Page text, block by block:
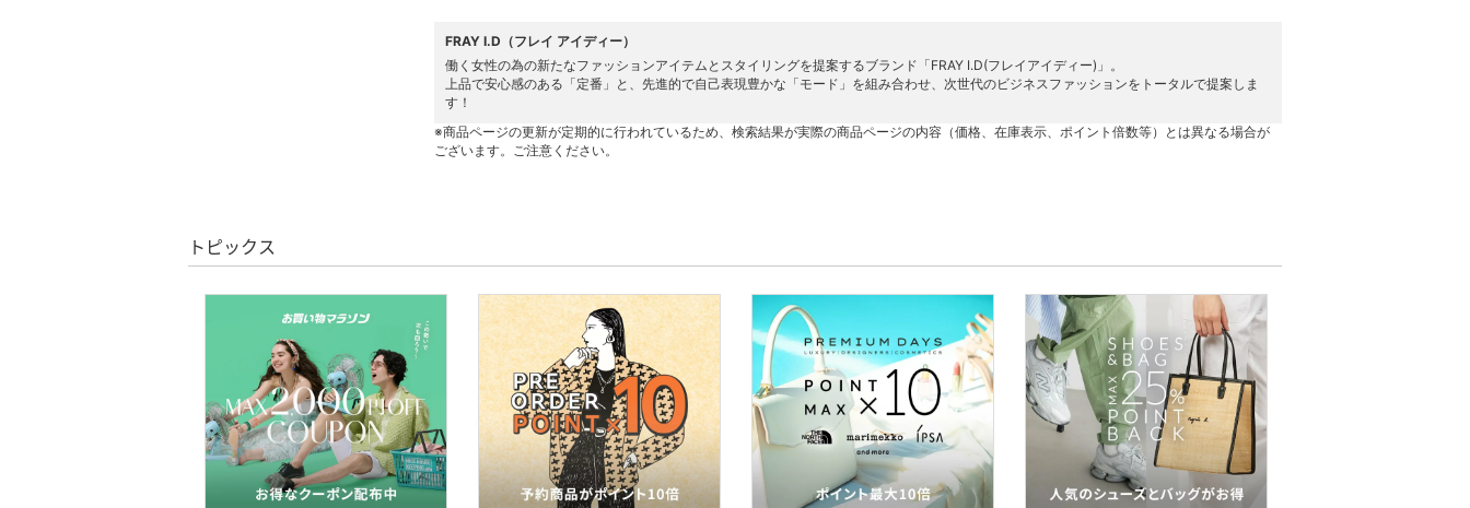
ペット用品
福袋・ギフト・その他
FRAY I.D（フレイ アイディー）
働く女性の為の新たなファッションアイテムとスタイリングを提案するブランド「FRAY I.D(フレイアイディー)」。
上品で安心感のある「定番」と、先進的で自己表現豊かな「モード」を組み合わせ、次世代のビジネスファッションをトータルで提案しま
す！
※商品ページの更新が定期的に行われているため、検索結果が実際の商品ページの内容（価格、在庫表示、ポイント倍数等）とは異なる場合が
ございます。ご注意ください。
トピックス